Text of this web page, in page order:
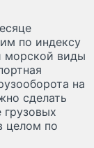
по индексу
морской виды
на
сделать
целом по